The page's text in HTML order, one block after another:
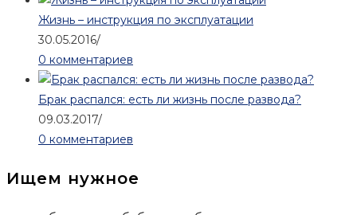
Жизнь – инструкция по эксплуатации
30.05.2016/
0 комментариев
Брак распался: есть ли жизнь после развода?
09.03.2017/
0 комментариев
Ищем нужное